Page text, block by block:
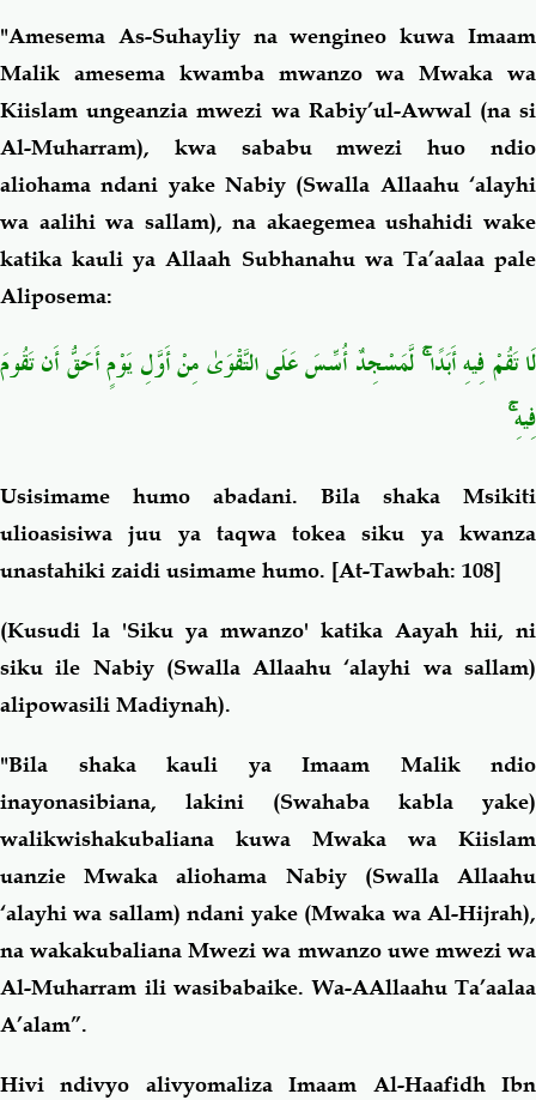
"Amesema As-Suhayliy na wengineo kuwa Imaam
Malik amesema kwamba mwanzo wa Mwaka wa
Kiislam ungeanzia mwezi wa Rabiy’ul-Awwal (na si
Al-Muharram), kwa sababu mwezi huo ndio
aliohama ndani yake Nabiy (Swalla Allaahu ‘alayhi
wa aalihi wa sallam), na akaegemea ushahidi wake
katika kauli ya Allaah Subhanahu wa Ta’aalaa pale
Aliposema:
لَا تَقُمْ فِيهِ أَبَدًا ۚ لَّمَسْجِدٌ أُسِّسَ عَلَى التَّقْوَىٰ مِنْ أَوَّلِ يَوْمٍ أَحَقُّ أَن تَقُومَ
فِيهِ ۚ
Usisimame humo abadani. Bila shaka Msikiti
ulioasisiwa juu ya taqwa tokea siku ya kwanza
unastahiki zaidi usimame humo. [At-Tawbah: 108]
(Kusudi la 'Siku ya mwanzo' katika Aayah hii, ni
siku ile Nabiy (Swalla Allaahu ‘alayhi wa sallam)
alipowasili Madiynah).
"Bila shaka kauli ya Imaam Malik ndio
inayonasibiana, lakini (Swahaba kabla yake)
walikwishakubaliana kuwa Mwaka wa Kiislam
uanzie Mwaka aliohama Nabiy (Swalla Allaahu
‘alayhi wa sallam) ndani yake (Mwaka wa Al-Hijrah),
na wakakubaliana Mwezi wa mwanzo uwe mwezi wa
Al-Muharram ili wasibabaike. Wa-AAllaahu Ta’aalaa
A’alam”.
Hivi ndivyo alivyomaliza Imaam Al-Haafidh Ibn